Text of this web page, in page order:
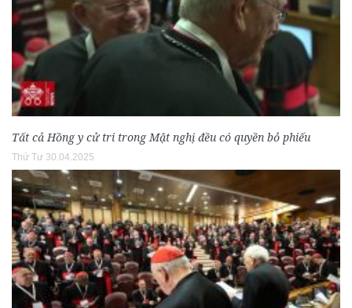
Tất cả Hồng y cử tri trong Mật nghị đều có quyền bỏ phiếu
Thứ Tư 30.04.2025